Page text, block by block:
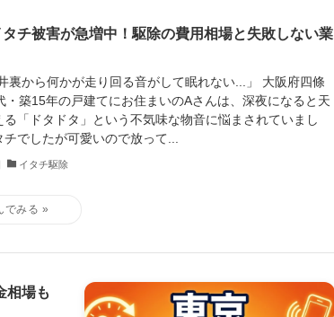
タチ被害が急増中！駆除の費用相場と失敗しない業
裏から何かが走り回る音がして眠れない...」 大阪府四條
・築15年の戸建てにお住まいのAさんは、深夜になると天
る「ドタドタ」という不気味な物音に悩まされていまし
でしたが可愛いので放って...
イタチ駆除
相場も